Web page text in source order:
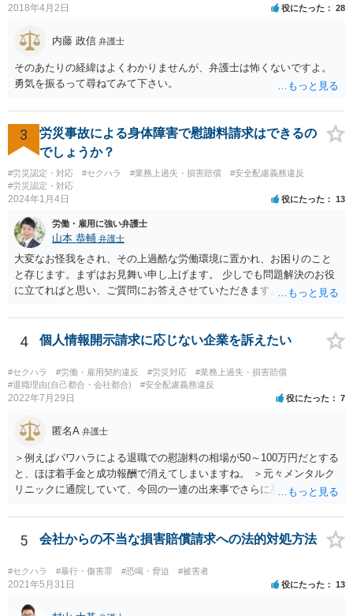
2018年4月2日 役にたった 28
内藤 政信 弁護士
そのあたりの経緯はよくわかりませんが、弁護士は怖くないですよ。
勇気を振るって尋ねてみて下さい。
3
労災事故による身体障害で慰謝料請求はできるの
でしょうか？
#労災認定・対応 #セクハラ #業務上過失・損害賠償
#安全配慮義務違反
#労災認定・対応
2024年1月4日 役にたった 13
労働・雇用に強い弁護士
山本 恭輔 弁護士
大変なお怪我をされ、その上過酷な労働環境に置かれ、お困りのこと
と存じます。まずはお見舞い申し上げます。 少しでも問題解決のお役
に立てればと思い、ご質問にお答えさせていただきます。 ご相談者の
我に関しては労災保険からの給付や会社からの損害賠償が、過重労働
に関しては未払残業代の支払が受けられる可能性がある事案とお見受
けします。 請求が認められる可能性や採るべき手続を検討するには、
様々な事情のヒアリングや証拠資料の検討が必要になるため、今後の
方針の検討も含め、一度面談にて法律相談をされることをおすすめし
ます。
4 個人情報開示請求に応じない企業を訴えたい
#セクハラ #労働・雇用契約違反 #労災対応
#業務上過失・損害賠償
#退職理由(自己都合・会社都合)
#安全配慮義務違反
2022年7月29日 役にたった 7
匿名A 弁護士
＞例えばパワハラによる退職での慰謝料の相場が50～100万円だとする
と、ほぼ着手金と成功報酬で消えてしまいますね。 ＞元々メンタルク
リニックに通院していて、今回の一連の出来事でさらに悪化した事実
万が一、慰謝料請求が認められるにしても金額としては微々たるもの
かと思いますが、依頼する弁護士に詳細を説明したうえで指示を仰い
5 会社からの不当な損害賠償請求への法的対処方法
#セクハラ #暴行・傷害罪 #恐喝・脅迫 #被害者
2021年5月31日 役にたった 13